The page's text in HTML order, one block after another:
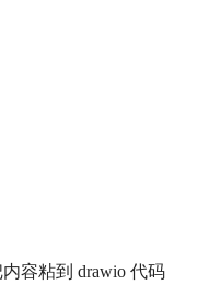
容粘到 drawio 代码